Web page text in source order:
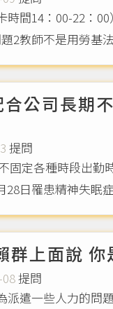
間14：00-22：
？ 問題2教師不是用
公司長期
提問
固定各種時段出
28日罹患精神失眠
群上面說 你
提問
派遣一些人力的問